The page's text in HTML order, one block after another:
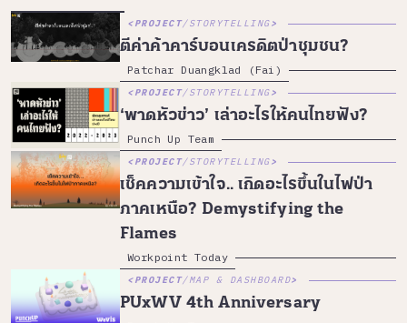
PROJECT/STORYTELLING
ตีค่าค้าคาร์บอนเครดิตป่าชุมชน?
Patchar Duangklad (Fai)
PROJECT/STORYTELLING
‘พาดหัวข่าว’ เล่าอะไรให้คนไทยฟัง?
Punch Up Team
PROJECT/STORYTELLING
เช็คความเข้าใจ.. เกิดอะไรขึ้นในไฟป่า
ภาคเหนือ? Demystifying the
Flames
Workpoint Today
PROJECT/MAP & DASHBOARD
PUxWV 4th Anniversary